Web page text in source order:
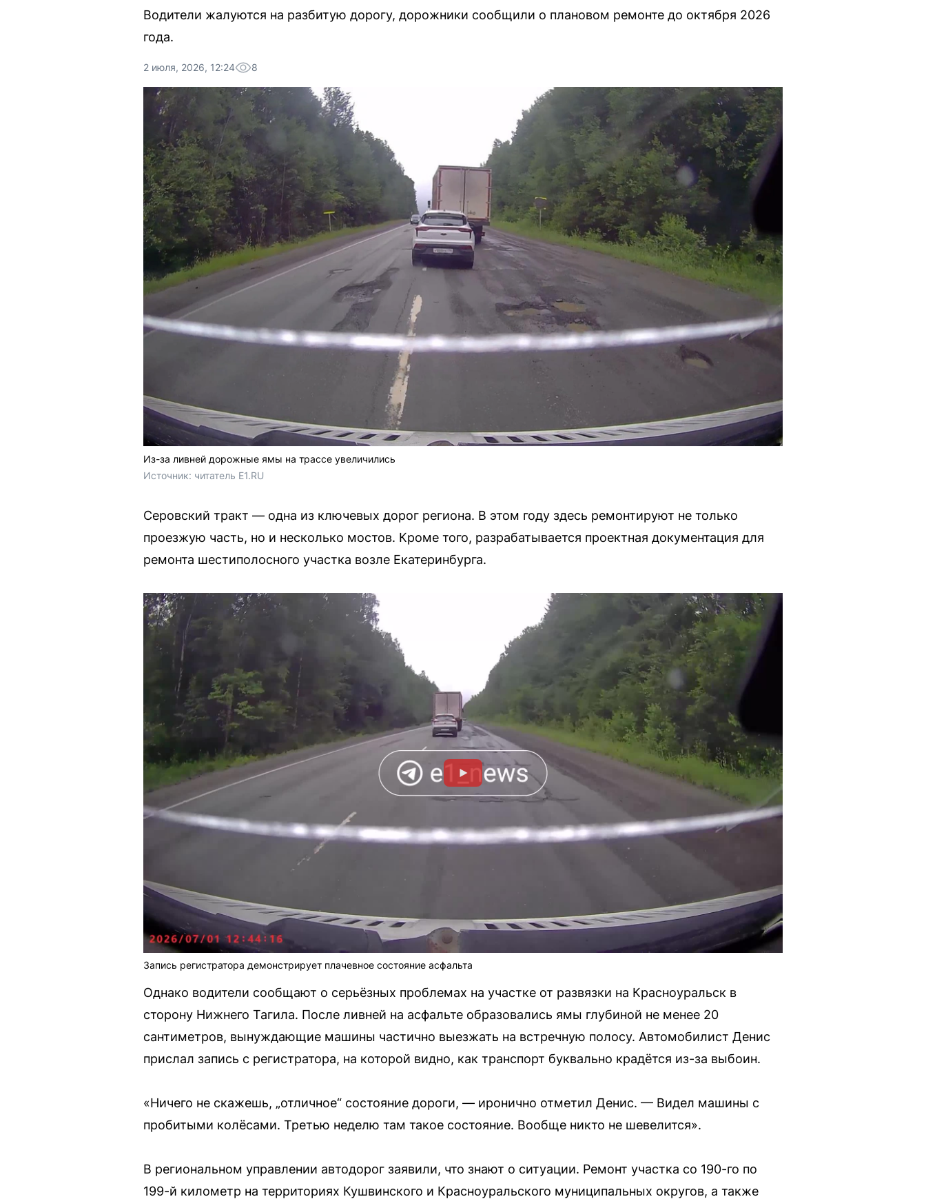
Водители жалуются на разбитую дорогу, дорожники сообщили о плановом ремонте до октября 2026
года.
2 июля, 2026, 12:24 8
Из-за ливней дорожные ямы на трассе увеличились
Источник: читатель E1.RU
Серовский тракт — одна из ключевых дорог региона. В этом году здесь ремонтируют не только
проезжую часть, но и несколько мостов. Кроме того, разрабатывается проектная документация для
ремонта шестиполосного участка возле Екатеринбурга.
Запись регистратора демонстрирует плачевное состояние асфальта
Однако водители сообщают о серьёзных проблемах на участке от развязки на Красноуральск в
сторону Нижнего Тагила. После ливней на асфальте образовались ямы глубиной не менее 20
сантиметров, вынуждающие машины частично выезжать на встречную полосу. Автомобилист Денис
прислал запись с регистратора, на которой видно, как транспорт буквально крадётся из-за выбоин.
«Ничего не скажешь, „отличное“ состояние дороги, — иронично отметил Денис. — Видел машины с
пробитыми колёсами. Третью неделю там такое состояние. Вообще никто не шевелится».
В региональном управлении автодорог заявили, что знают о ситуации. Ремонт участка со 190-го по
199-й километр на территориях Кушвинского и Красноуральского муниципальных округов, а также